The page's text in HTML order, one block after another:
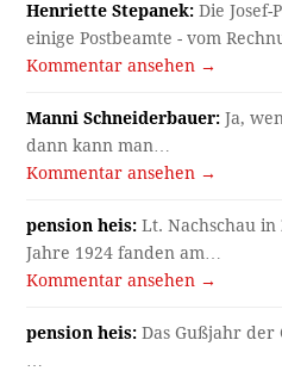
Henriette Stepanek: Die
einige Postbeamte - vom
Kommentar ansehen →
Manni Schneiderbauer: Ja,
dann kann man…
Kommentar ansehen →
pension heis: Lt. Nachschau
Jahre 1924 fanden am…
Kommentar ansehen →
pension heis: Das Gußjahr der
…